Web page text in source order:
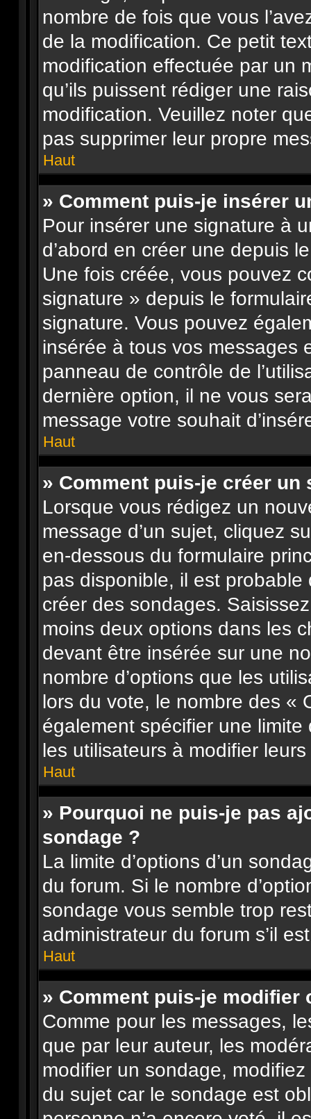
nombre de fois que vous
de la modification. Ce petit
modification effectuée par un
qu’ils puissent rédiger une
modification. Veuillez noter
pas supprimer leur propre
Haut
» Comment puis-je insérer
Pour insérer une signature à
d’abord en créer une depuis
Une fois créée, vous pouvez
signature » depuis le
signature. Vous pouvez
insérée à tous vos messages
panneau de contrôle de
dernière option, il ne vous
message votre souhait
Haut
» Comment puis-je créer un
Lorsque vous rédigez un
message d’un sujet, cliquez
en-dessous du formulaire
pas disponible, il est probable
créer des sondages.
moins deux options dans les
devant être insérée sur une
nombre d’options que les
lors du vote, le nombre des «
également spécifier une
les utilisateurs à modifier
Haut
» Pourquoi ne puis-je pas
sondage ?
La limite d’options d’un
du forum. Si le nombre
sondage vous semble trop
administrateur du forum s’il
Haut
» Comment puis-je modifier
Comme pour les messages,
que par leur auteur, les
modifier un sondage,
du sujet car le sondage est